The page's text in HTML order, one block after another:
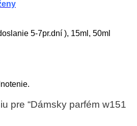
5-7pr.dní ), 15ml, 50ml
pre “Dámsky parfém w151